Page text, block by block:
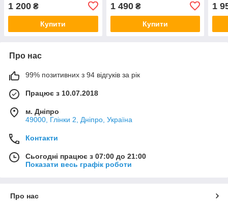
1 200 ₴
Купити
1 490₴
Купити
1
Про нас
99% позитивних з 94 відгуків за рік
Працює з 10.07.2018
м. Дніпро
49000, Глінки 2, Дніпро, Україна
Контакти
Сьогодні працює з 07:00 до 21:00
Показати весь графік роботи
Про нас